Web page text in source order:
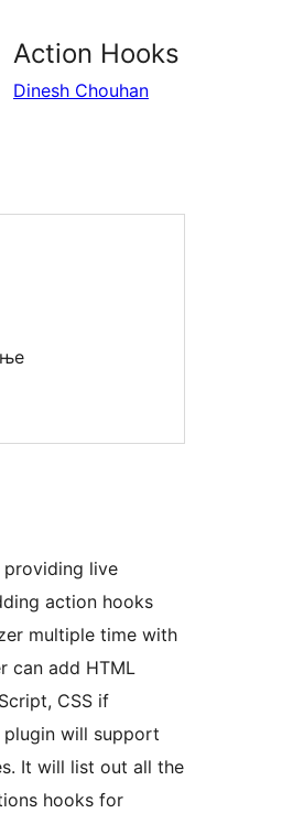
Action Hooks
Dinesh Chouhan
live
action hooks
multiple time with
can add HTML
CSS if
plugin will support
It will list out all the
hooks for